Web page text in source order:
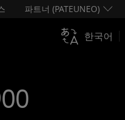
파트너 (PATEUNEO)
한국어